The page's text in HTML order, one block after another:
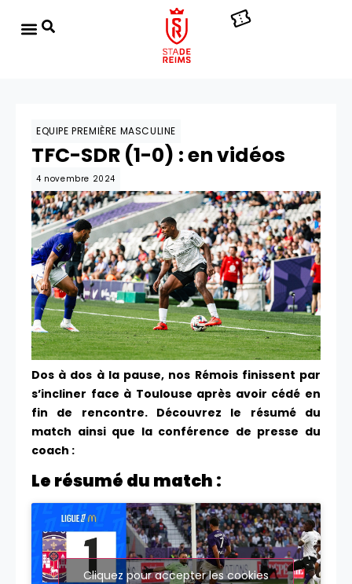
EQUIPE PREMIÈRE MASCULINE
TFC-SDR (1-0) : en vidéos
4 novembre 2024
Dos à dos à la pause, nos Rémois finissent par
s’incliner face à Toulouse après avoir cédé en
fin de rencontre. Découvrez le résumé du
match ainsi que la conférence de presse du
coach :
Le résumé du match :
Cliquez pour accepter les cookies